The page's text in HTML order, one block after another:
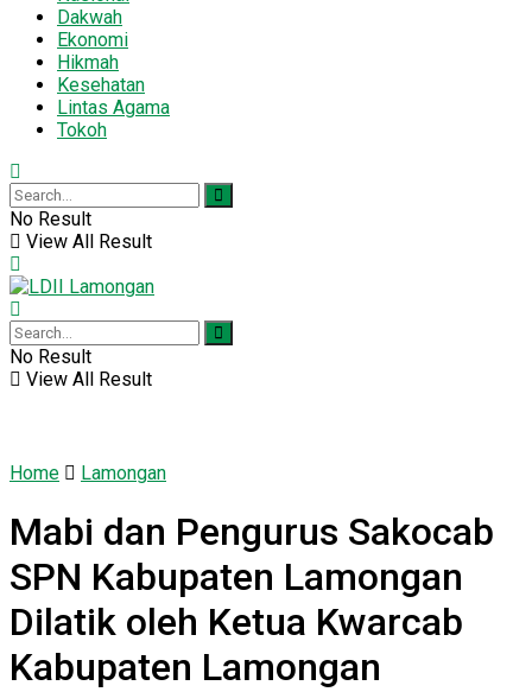
Dakwah
Ekonomi
Hikmah
Kesehatan
Lintas Agama
Tokoh
No Result
View All Result
No Result
View All Result
Home Lamongan
Mabi dan Pengurus Sakocab
SPN Kabupaten Lamongan
Dilatik oleh Ketua Kwarcab
Kabupaten Lamongan